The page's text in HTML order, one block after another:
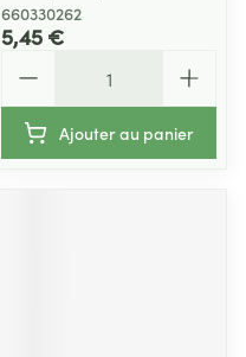
660330262
5,45 €
Ajouter au panier